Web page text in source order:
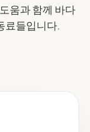
움과 함께 바다
료들입니다.